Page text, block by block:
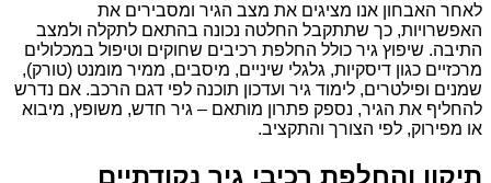
לאחר האבחון אנו מציגים את מצב הגיר ומסבירים את
האפשרויות, כך שתתקבל החלטה נכונה בהתאם לתקלה ולמצב
התיבה. שיפוץ גיר כולל החלפת רכיבים שחוקים וטיפול במכלולים
מרכזיים כגון דיסקיות, גלגלי שיניים, מיסבים, ממיר מומנט (טורק),
שמנים ופילטרים, לימוד גיר ועדכון תוכנה לפי דגם הרכב. אם נדרש
להחליף את הגיר, נספק פתרון מותאם – גיר חדש, משופץ, מיבוא
או מפירוק, לפי הצורך והתקציב.
תיקון והחלפת רכיבי גיר נקודתיים